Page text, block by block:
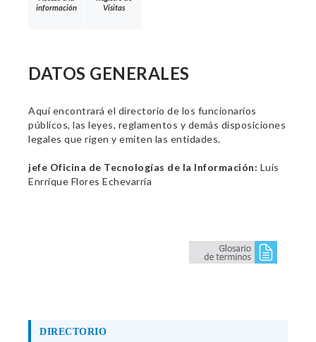
información
Visitas
DATOS GENERALES
Aquí encontrará el directorio de los funcionarios
públicos, las leyes, reglamentos y demás disposiciones
legales que rigen y emiten las entidades.
jefe Oficina de Tecnologías de la Información: Luis
Enrrique Flores Echevarría
DIRECTORIO